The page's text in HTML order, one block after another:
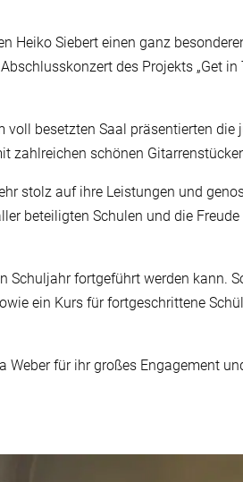
Heiko Siebert einen ganz
des Projekts „Get in
besetzten Saal präsentierten die
zahlreichen schönen
stolz auf ihre Leistungen und
beteiligten Schulen und die Freude
Schuljahr fortgeführt werden kann.
ein Kurs für fortgeschrittene
Weber für ihr großes Engagement